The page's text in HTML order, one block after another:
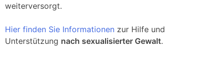
weiterversorgt.
Hier finden Sie Informationen zur Hilfe und
Unterstützung nach sexualisierter Gewalt.